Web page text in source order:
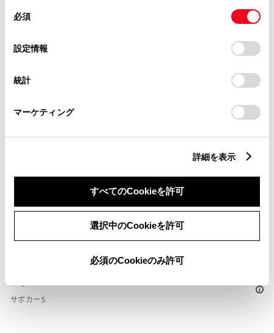
デバイスにすべてのCookie(クッキー)が保存されることに同
意したことになります。Cookie(クッキー)のオプトアウト、
設定の変更、同意を撤回したりするにあたっては、当社の
「Cookie（クッキー）情報の取り扱いについて
」をご覧くだ
必須
設定情報
統計
マーケティング
詳細を表示
すべてのCookieを許可
選択中のCookieを許可
必須のCookieのみ許可
：ｽﾏｰﾄｷ-
安全装置・運転サポート
サポカーS